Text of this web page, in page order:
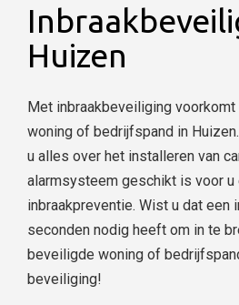
Huizen
Met inbraakbeveiliging voorkomt
woning of bedrijfspand in
u alles over het installeren van
alarmsysteem geschikt is voor u
inbraakpreventie. Wist u dat een
seconden nodig heeft om in te
beveiligde woning of
beveiliging!